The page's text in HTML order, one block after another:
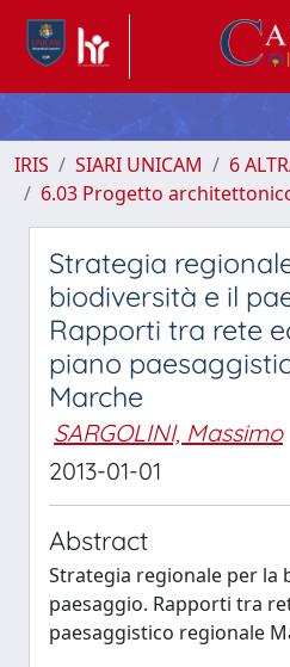
IRIS SIARI UNICAM
6
6.03 Progetto
Strategia
biodiversità e il
Rapporti tra rete
piano
Marche
SARGOLINI, Massimo
2013-01-01
Abstract
Strategia regionale per la
paesaggio. Rapporti tra
paesaggistico regionale